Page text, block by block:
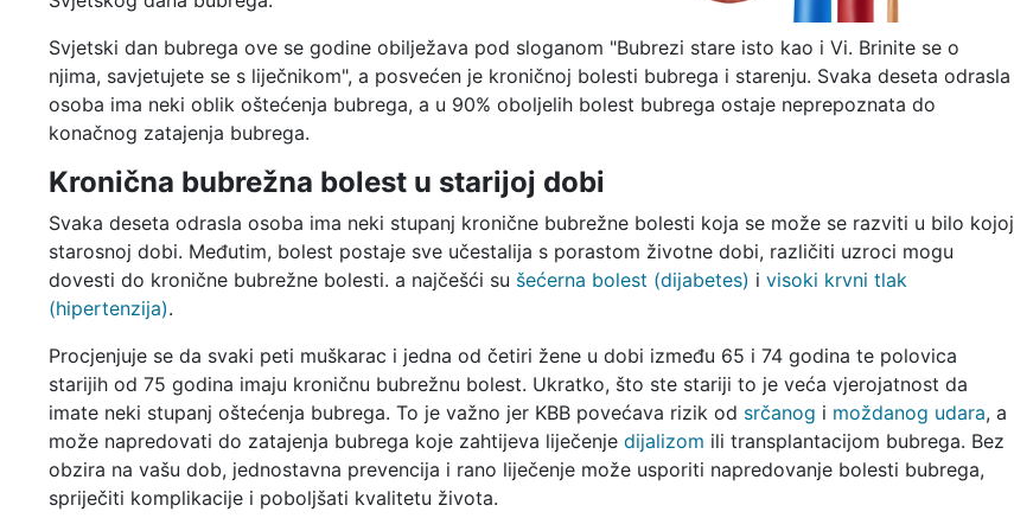
Svjetski dan bubrega ove se godine obilježava pod sloganom "Bubrezi stare isto kao i Vi. Brinite se o
njima, savjetujete se s liječnikom", a posvećen je kroničnoj bolesti bubrega i starenju. Svaka deseta odrasla
osoba ima neki oblik oštećenja bubrega, a u 90% oboljelih bolest bubrega ostaje neprepoznata do
konačnog zatajenja bubrega.
Kronična bubrežna bolest u starijoj dobi
Svaka deseta odrasla osoba ima neki stupanj kronične bubrežne bolesti koja se može se razviti u bilo kojoj
starosnoj dobi. Međutim, bolest postaje sve učestalija s porastom životne dobi, različiti uzroci mogu
dovesti do kronične bubrežne bolesti. a najčešći su šećerna bolest (dijabetes) i visoki krvni tlak
(hipertenzija).
Procjenjuje se da svaki peti muškarac i jedna od četiri žene u dobi između 65 i 74 godina te polovica
starijih od 75 godina imaju kroničnu bubrežnu bolest. Ukratko, što ste stariji to je veća vjerojatnost da
imate neki stupanj oštećenja bubrega. To je važno jer KBB povećava rizik od srčanog i moždanog udara, a
može napredovati do zatajenja bubrega koje zahtijeva liječenje dijalizom ili transplantacijom bubrega. Bez
obzira na vašu dob, jednostavna prevencija i rano liječenje može usporiti napredovanje bolesti bubrega,
spriječiti komplikacije i poboljšati kvalitetu života.